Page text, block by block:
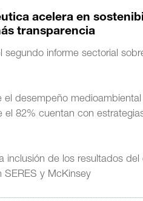
acelera en
transparencia
segundo informe sectorial
el desempeño
el 82% cuentan con
inclusión de los resultados
SERES y McKinsey